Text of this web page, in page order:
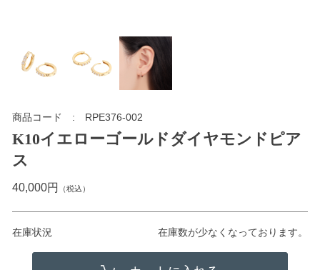
商品コード RPE376-002
K10イエローゴールドダイヤモンドピア
ス
40,000円 （税込）
在庫状況 在庫数が少なくなっております。